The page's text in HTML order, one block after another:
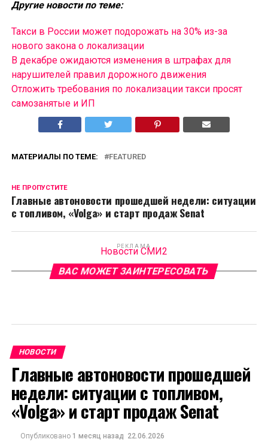
Другие новости по теме:
Такси в России может подорожать на 30% из-за
нового закона о локализации
В декабре ожидаются изменения в штрафах для
нарушителей правил дорожного движения
Отложить требования по локализации такси просят
самозанятые и ИП
МАТЕРИАЛЫ ПО ТЕМЕ: FEATURED
НЕ ПРОПУСТИТЕ
Главные автоновости прошедшей недели: ситуации
с топливом, «Volga» и старт продаж Senat
РЕКЛАМА
Новости СМИ2
ВАС МОЖЕТ ЗАИНТЕРЕСОВАТЬ
НОВОСТИ
Главные автоновости прошедшей
недели: ситуации с топливом,
«Volga» и старт продаж Senat
Опубликовано 1 месяц назад 22.06.2026